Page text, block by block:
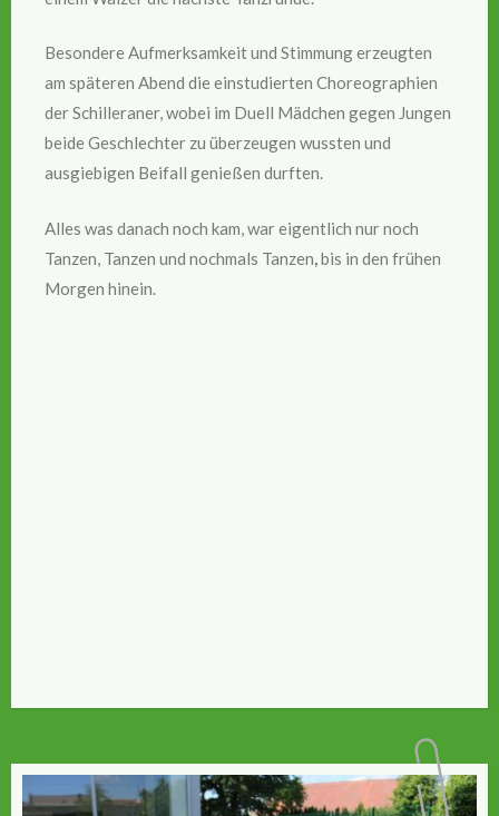
Besondere Aufmerksamkeit und Stimmung erzeugten
am späteren Abend die einstudierten Choreographien
der Schilleraner, wobei im Duell Mädchen gegen Jungen
beide Geschlechter zu überzeugen wussten und
ausgiebigen Beifall genießen durften.
Alles was danach noch kam, war eigentlich nur noch
Tanzen, Tanzen und nochmals Tanzen,bis in den frühen
Morgen hinein.